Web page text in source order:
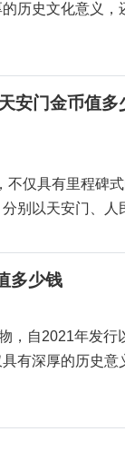
历史文化意义，
安门金币值多
不仅具有里程碑
别以天安门、人
多少钱
，自2021年发行
有深厚的历史意